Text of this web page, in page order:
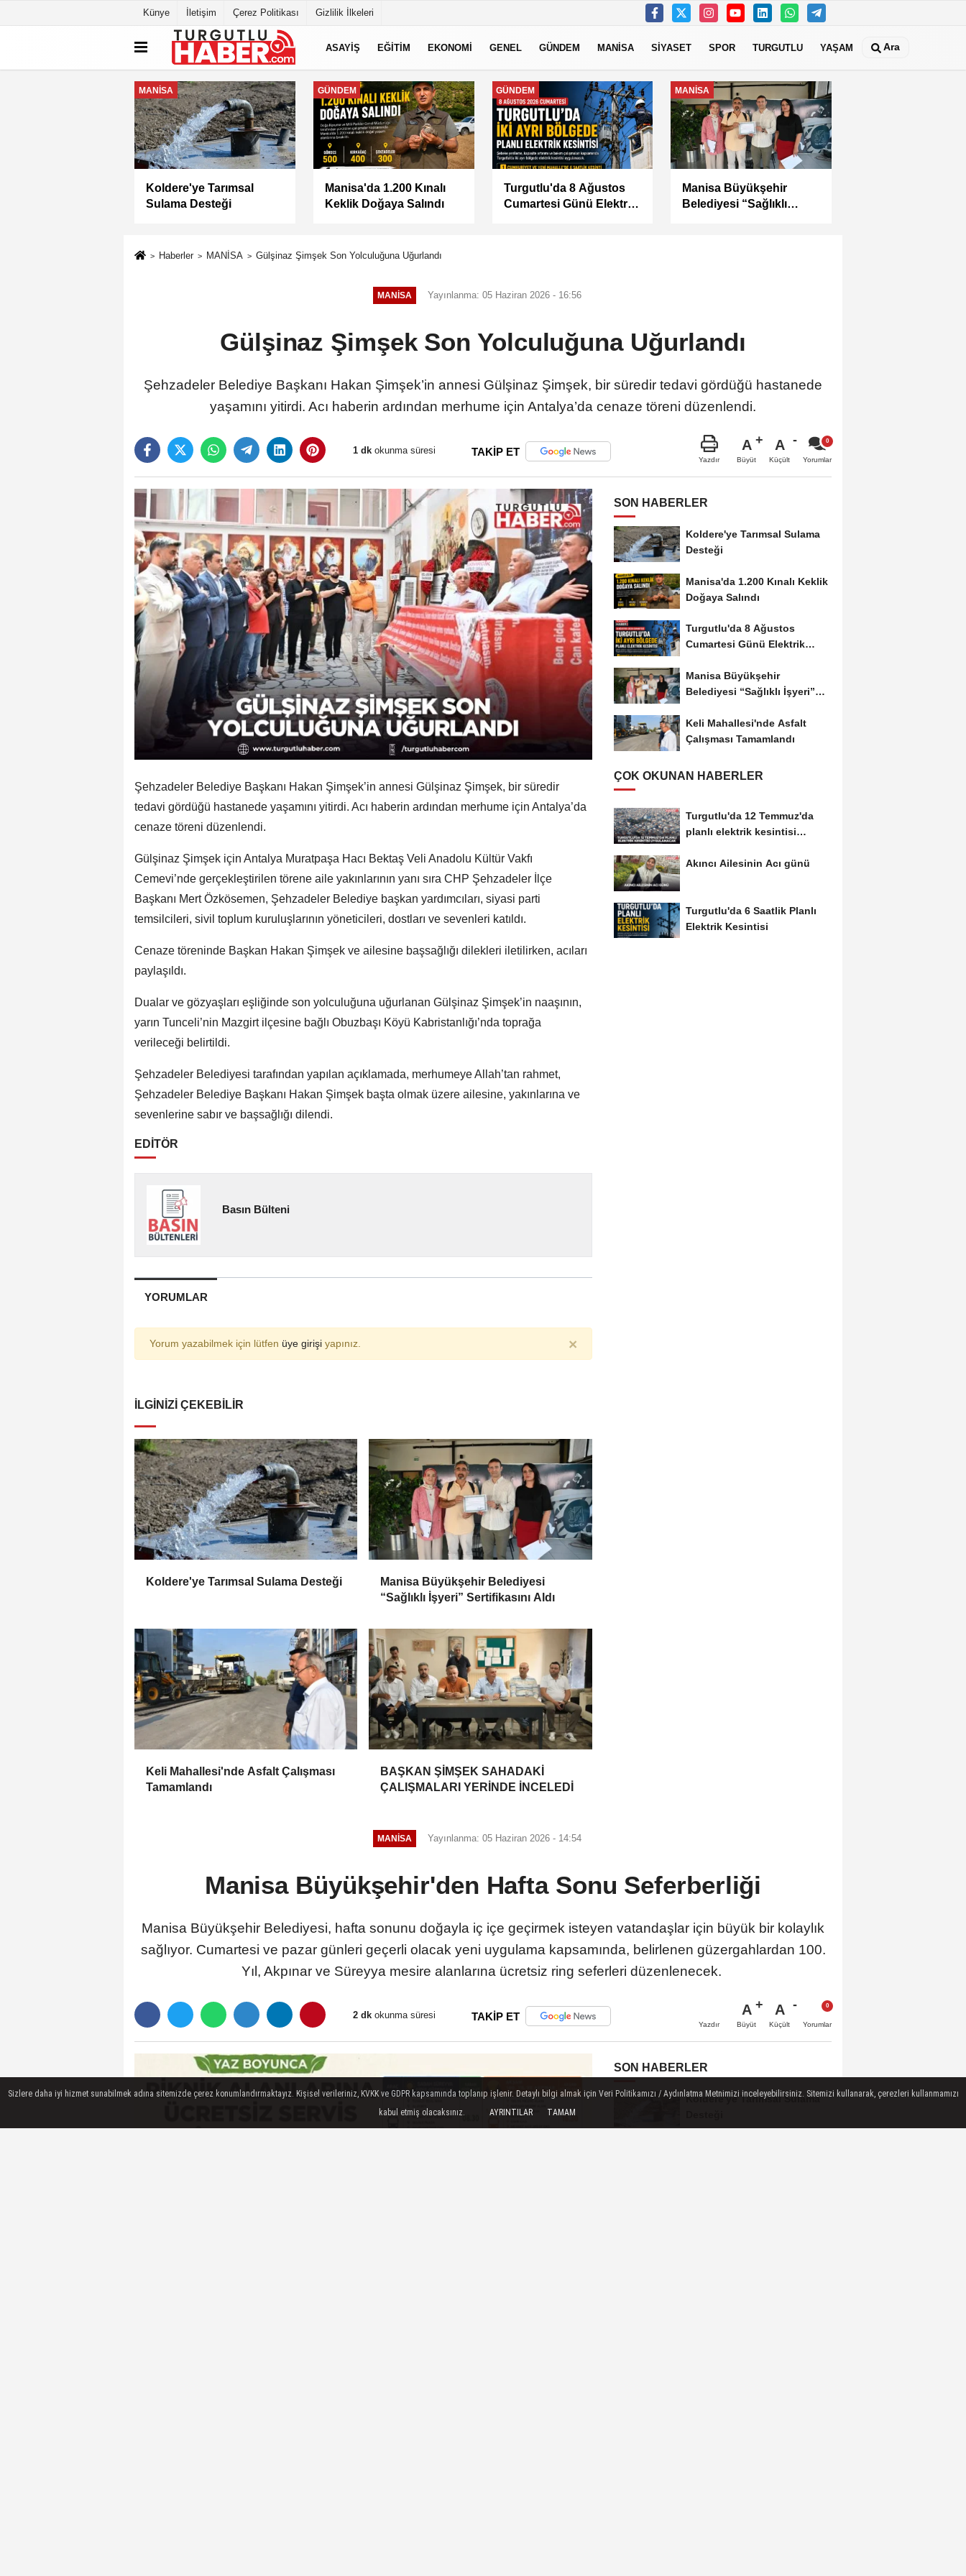
Künye İletişim Çerez Politikası Gizlilik İlkeleri
ASAYİŞ EĞİTİM EKONOMİ GENEL GÜNDEM MANİSA SİYASET SPOR TURGUTLU YAŞAM Ara
MANİSA
Keli Mahallesi'nde Asfalt
Çalışması Tamamlandı
MANİSA
BAŞKAN ŞİMŞEK
SAHADAKİ
MANİSA
KÜÇÜK SANAYİ
SİTESİ'NİN SORUNLARI
MANİSA
Kula Seyitali
Mahallesi’nde Sıcak
Haberler MANİSA Gülşinaz Şimşek Son Yolculuğuna Uğurlandı
MANİSA Yayınlanma: 05 Haziran 2026 - 16:56
Gülşinaz Şimşek Son Yolculuğuna Uğurlandı
Şehzadeler Belediye Başkanı Hakan Şimşek’in annesi Gülşinaz Şimşek, bir süredir tedavi gördüğü hastanede
yaşamını yitirdi. Acı haberin ardından merhume için Antalya’da cenaze töreni düzenlendi.
1 dk okunma süresi TAKİP ET
Yazdır
A
Büyüt
A
Küçült Yorumlar
Şehzadeler Belediye Başkanı Hakan Şimşek’in annesi Gülşinaz Şimşek, bir süredir
tedavi gördüğü hastanede yaşamını yitirdi. Acı haberin ardından merhume için Antalya’da
cenaze töreni düzenlendi.
Gülşinaz Şimşek için Antalya Muratpaşa Hacı Bektaş Veli Anadolu Kültür Vakfı
Cemevi’nde gerçekleştirilen törene aile yakınlarının yanı sıra CHP Şehzadeler İlçe
Başkanı Mert Özkösemen, Şehzadeler Belediye başkan yardımcıları, siyasi parti
temsilcileri, sivil toplum kuruluşlarının yöneticileri, dostları ve sevenleri katıldı.
Cenaze töreninde Başkan Hakan Şimşek ve ailesine başsağlığı dilekleri iletilirken, acıları
paylaşıldı.
Dualar ve gözyaşları eşliğinde son yolculuğuna uğurlanan Gülşinaz Şimşek’in naaşının,
yarın Tunceli’nin Mazgirt ilçesine bağlı Obuzbaşı Köyü Kabristanlığı’nda toprağa
verileceği belirtildi.
Şehzadeler Belediyesi tarafından yapılan açıklamada, merhumeye Allah’tan rahmet,
Şehzadeler Belediye Başkanı Hakan Şimşek başta olmak üzere ailesine, yakınlarına ve
sevenlerine sabır ve başsağlığı dilendi.
EDİTÖR
Basın Bülteni
YORUMLAR
Yorum yazabilmek için lütfen üye girişi yapınız. ×
İLGINIZI ÇEKEBILIR
Koldere'ye Tarımsal Sulama Desteği
Manisa Büyükşehir Belediyesi
“Sağlıklı İşyeri” Sertifikasını Aldı
Keli Mahallesi'nde Asfalt Çalışması
Tamamlandı
BAŞKAN ŞİMŞEK SAHADAKİ
ÇALIŞMALARI YERİNDE İNCELEDİ
SON HABERLER
Koldere'ye Tarımsal Sulama
Desteği
Manisa'da 1.200 Kınalı Keklik
Doğaya Salındı
Turgutlu'da 8 Ağustos
Cumartesi Günü Elektrik
Manisa Büyükşehir
Belediyesi “Sağlıklı İşyeri”
Keli Mahallesi'nde Asfalt
Çalışması Tamamlandı
ÇOK OKUNAN HABERLER
Turgutlu'da 12 Temmuz'da
planlı elektrik kesintisi
Akıncı Ailesinin Acı günü
Turgutlu'da 6 Saatlik Planlı
Elektrik Kesintisi
MANİSA Yayınlanma: 05 Haziran 2026 - 14:54
Manisa Büyükşehir'den Hafta Sonu Seferberliği
Manisa Büyükşehir Belediyesi, hafta sonunu doğayla iç içe geçirmek isteyen vatandaşlar için büyük bir kolaylık
sağlıyor. Cumartesi ve pazar günleri geçerli olacak yeni uygulama kapsamında, belirlenen güzergahlardan 100.
Yıl, Akpınar ve Süreyya mesire alanlarına ücretsiz ring seferleri düzenlenecek.
2 dk okunma süresi TAKİP ET
Yazdır
A
Büyüt
A
Küçült Yorumlar
SON HABERLER
Koldere'ye Tarımsal Sulama
Sizlere daha iyi hizmet sunabilmek adına sitemizde çerez konumlandırmaktayız. Kişisel verileriniz, KVKK ve GDPR kapsamında toplanıp işlenir. Detaylı bilgi almak için Veri Politikamızı / Aydınlatma Metnimizi inceleyebilirsiniz. Sitemizi kullanarak, çerezleri kullanmamızı
kabul etmiş olacaksınız.
AYRINTILAR TAMAM